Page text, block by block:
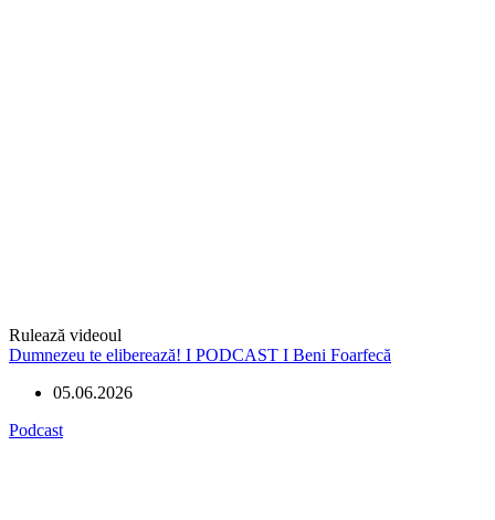
Rulează videoul
Dumnezeu te eliberează! I PODCAST I Beni Foarfecă
05.06.2026
Podcast